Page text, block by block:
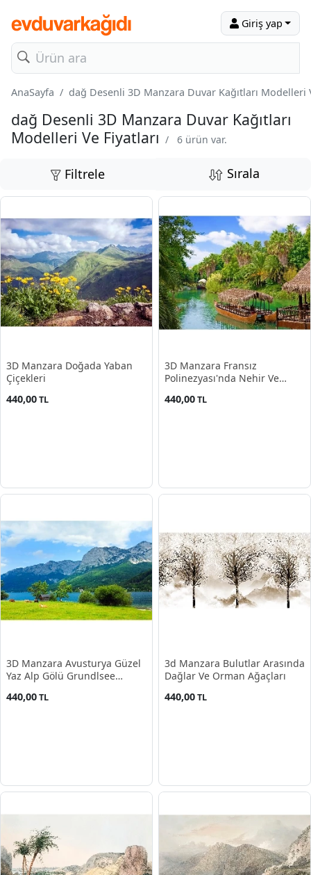
Giriş yap
AnaSayfa dağ Desenli 3D Manzara Duvar Kağıtları Modelleri
dağ Desenli 3D Manzara Duvar Kağıtları
Modelleri Ve Fiyatları / 6 ürün var.
Filtrele Sırala
3D Manzara Doğada Yaban
Çiçekleri
440,00TL
3D Manzara Fransız
Polinezyası'nda Nehir Ve
440,00TL
3D Manzara Avusturya Güzel
Yaz Alp Gölü Grundlsee
440,00TL
3d Manzara Bulutlar Arasında
Dağlar Ve Orman Ağaçları
440,00TL